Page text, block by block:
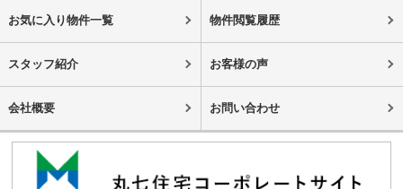
お気に入り物件一覧 物件閲覧履歴
スタッフ紹介 お客様の声
会社概要 お問い合わせ